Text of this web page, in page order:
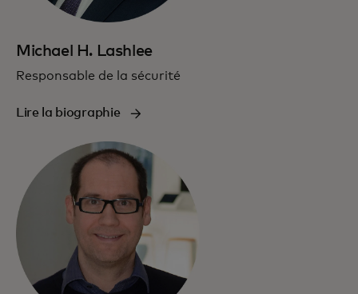
Michael H. Lashlee
Responsable de la sécurité
Lire la biographie